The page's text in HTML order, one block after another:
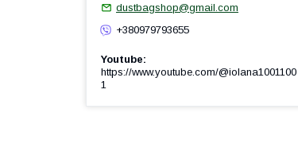
dustbagshop@gmail.com
+380979793655
Youtube
https://www.youtube.com/@iolana1001100
1